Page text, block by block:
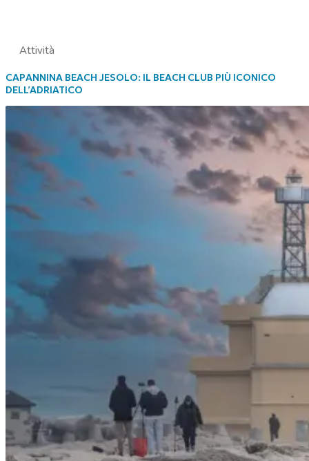
Attività
CAPANNINA BEACH JESOLO: IL BEACH CLUB PIÙ ICONICO
DELL’ADRIATICO